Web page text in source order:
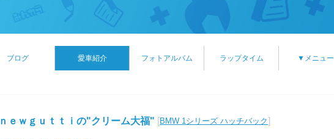
ブログ 愛車紹介 フォトアルバム ラップタイム ▼メニュー
ｎｅｗｇｕｔｔｉの"クリーム大福" [BMW 1シリーズ ハッチバック]